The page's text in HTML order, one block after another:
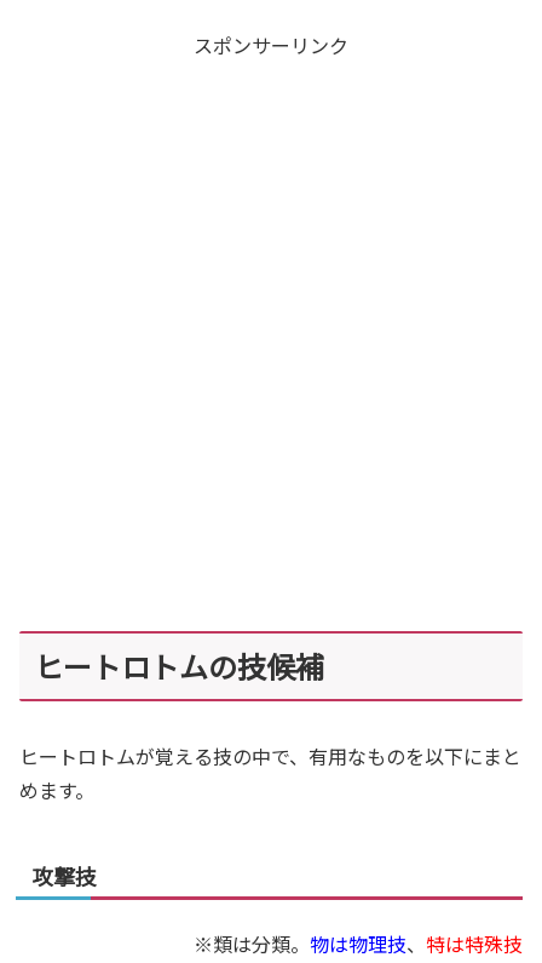
スポンサーリンク
ヒートロトムの技候補
ヒートロトムが覚える技の中で、有用なものを以下にまと
めます。
攻撃技
※類は分類。 物は物理技、 特は特殊技